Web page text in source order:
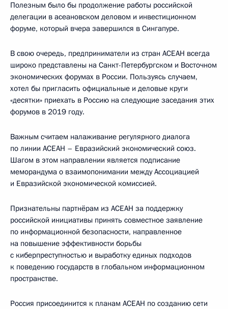
Полезным было бы продолжение работы российской
делегации в асеановском деловом и инвестиционном
форуме, который вчера завершился в Сингапуре.
В свою очередь, предприниматели из стран АСЕАН всегда
широко представлены на Санкт-Петербургском и Восточном
экономических форумах в России. Пользуясь случаем,
хотел бы пригласить официальные и деловые круги
«десятки» приехать в Россию на следующие заседания этих
форумов в 2019 году.
Важным считаем налаживание регулярного диалога
по линии АСЕАН – Евразийский экономический союз.
Шагом в этом направлении является подписание
меморандума о взаимопонимании между Ассоциацией
и Евразийской экономической комиссией.
Признательны партнёрам из АСЕАН за поддержку
российской инициативы принять совместное заявление
по информационной безопасности, направленное
на повышение эффективности борьбы
с киберпреступностью и выработку единых подходов
к поведению государств в глобальном информационном
пространстве.
Россия присоединится к планам АСЕАН по созданию сети